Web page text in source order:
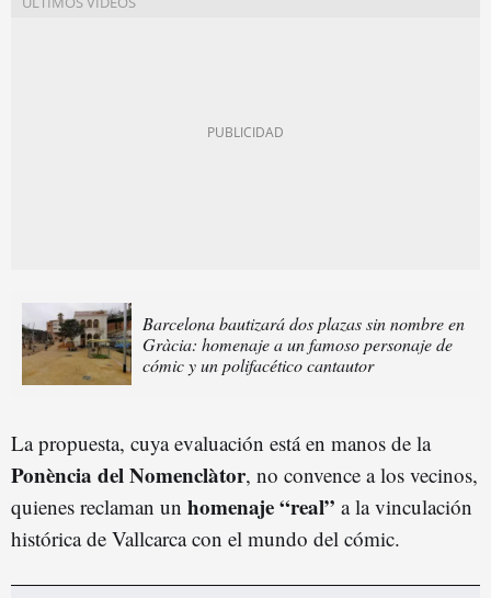
Barcelona bautizará dos plazas sin nombre en
Gràcia: homenaje a un famoso personaje de
cómic y un polifacético cantautor
La propuesta, cuya evaluación está en manos de la
Ponència del Nomenclàtor, no convence a los vecinos,
quienes reclaman un homenaje “real” a la vinculación
histórica de Vallcarca con el mundo del cómic.